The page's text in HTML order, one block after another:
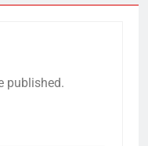
published.